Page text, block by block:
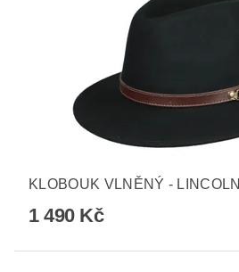
KLOBOUK VLNĚNÝ - LINCOLN
1 490 Kč